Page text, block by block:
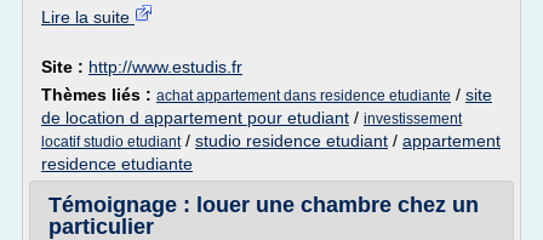
Lire la suite
Site : http://www.estudis.fr
Thèmes liés : achat appartement dans residence etudiante / site
de location d appartement pour etudiant / investissement
locatif studio etudiant/ studio residence etudiant / appartement
residence etudiante
Témoignage : louer une chambre chez un
particulier